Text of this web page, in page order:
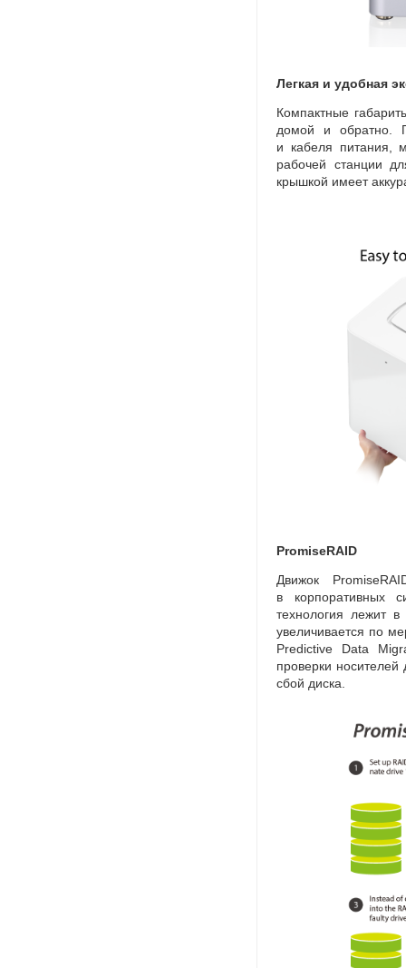
Легкая и удобная
Компактные
домой и обратно.
и кабеля питания,
рабочей станции
крышкой имеет
PromiseRAID
Движок
в корпоративных
технология лежит
увеличивается по
Predictive Data
проверки
сбой диска.